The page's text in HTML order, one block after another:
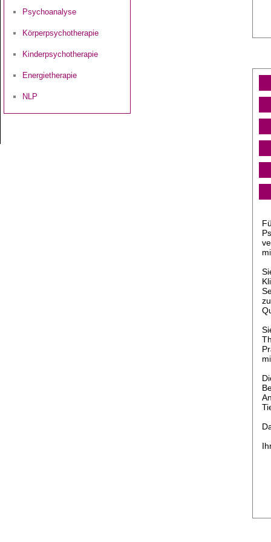
Psychoanalyse
Körperpsychotherapie
Kinderpsychotherapie
Energietherapie
NLP